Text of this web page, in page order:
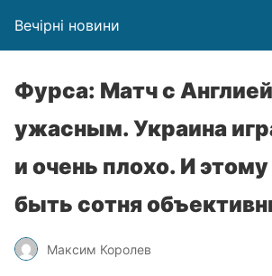
Вечірні новини
Фурса: Матч с
ужасным. Украина
и очень плохо. И
быть сотня
Максим Королев